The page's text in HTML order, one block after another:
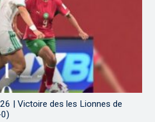
| Victoire des les Lionnes de